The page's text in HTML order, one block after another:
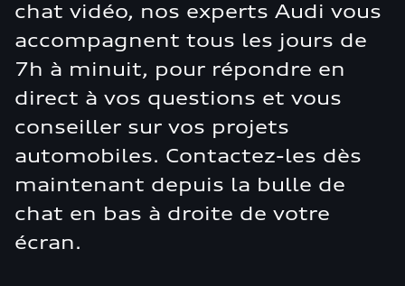
chat vidéo, nos experts Audi vous
accompagnent tous les jours de
7h à minuit, pour répondre en
direct à vos questions et vous
conseiller sur vos projets
automobiles. Contactez-les dès
maintenant depuis la bulle de
chat en bas à droite de votre
écran.